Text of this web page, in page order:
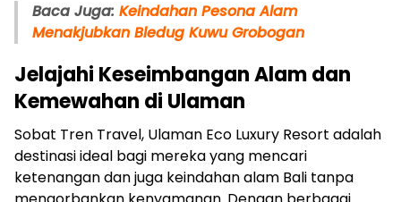
Baca Juga: Keindahan Pesona Alam
Menakjubkan Bledug Kuwu Grobogan
Jelajahi Keseimbangan Alam dan
Kemewahan di Ulaman
Sobat Tren Travel, Ulaman Eco Luxury Resort adalah
destinasi ideal bagi mereka yang mencari
ketenangan dan juga keindahan alam Bali tanpa